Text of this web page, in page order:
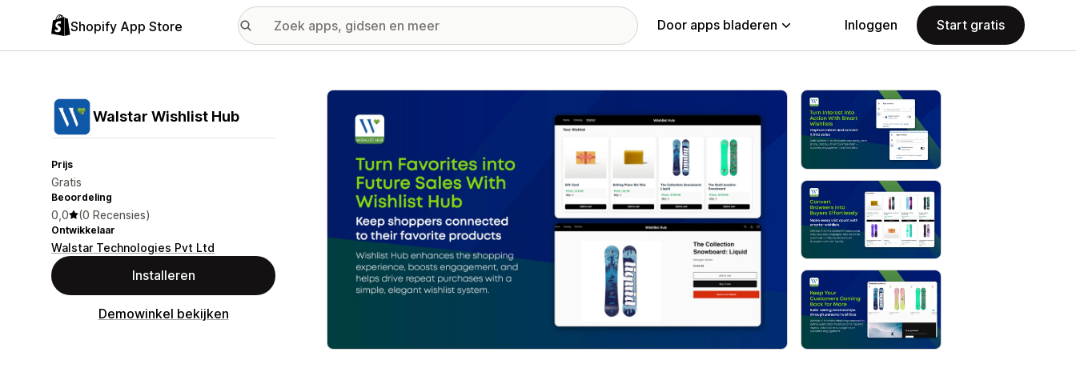
Shopify App Store Door apps bladeren Inloggen Start gratis
Walstar Wishlist Hub
Prijs
Gratis
Beoordeling
0,0 (0 Recensies)
Ontwikkelaar
Walstar Technologies Pvt Ltd
Installeren
Demowinkel bekijken
Galerij met uitgelichte afbeeldingen